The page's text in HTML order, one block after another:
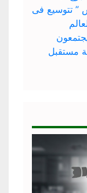
” تتوسيع فى
مستقبل